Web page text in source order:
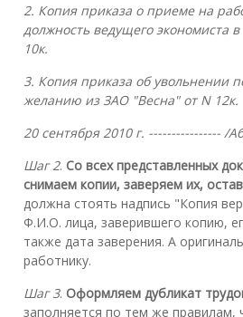
2. Копия приказа о приеме на
должность ведущего экономиста
10к.
3. Копия приказа об увольнении
желанию из ЗАО "Весна" от N 12к.
20 сентября 2010 г. ---------------- /
Шаг 2. Со всех представленных
снимаем копии, заверяем их,
должна стоять надпись "Копия
Ф.И.О. лица, заверившего копию,
также дата заверения. А
работнику.
Шаг 3. Оформляем дубликат
заполняется по тем же правилам,